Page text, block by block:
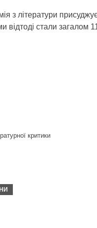
з літератури
відтоді стали загалом
критики